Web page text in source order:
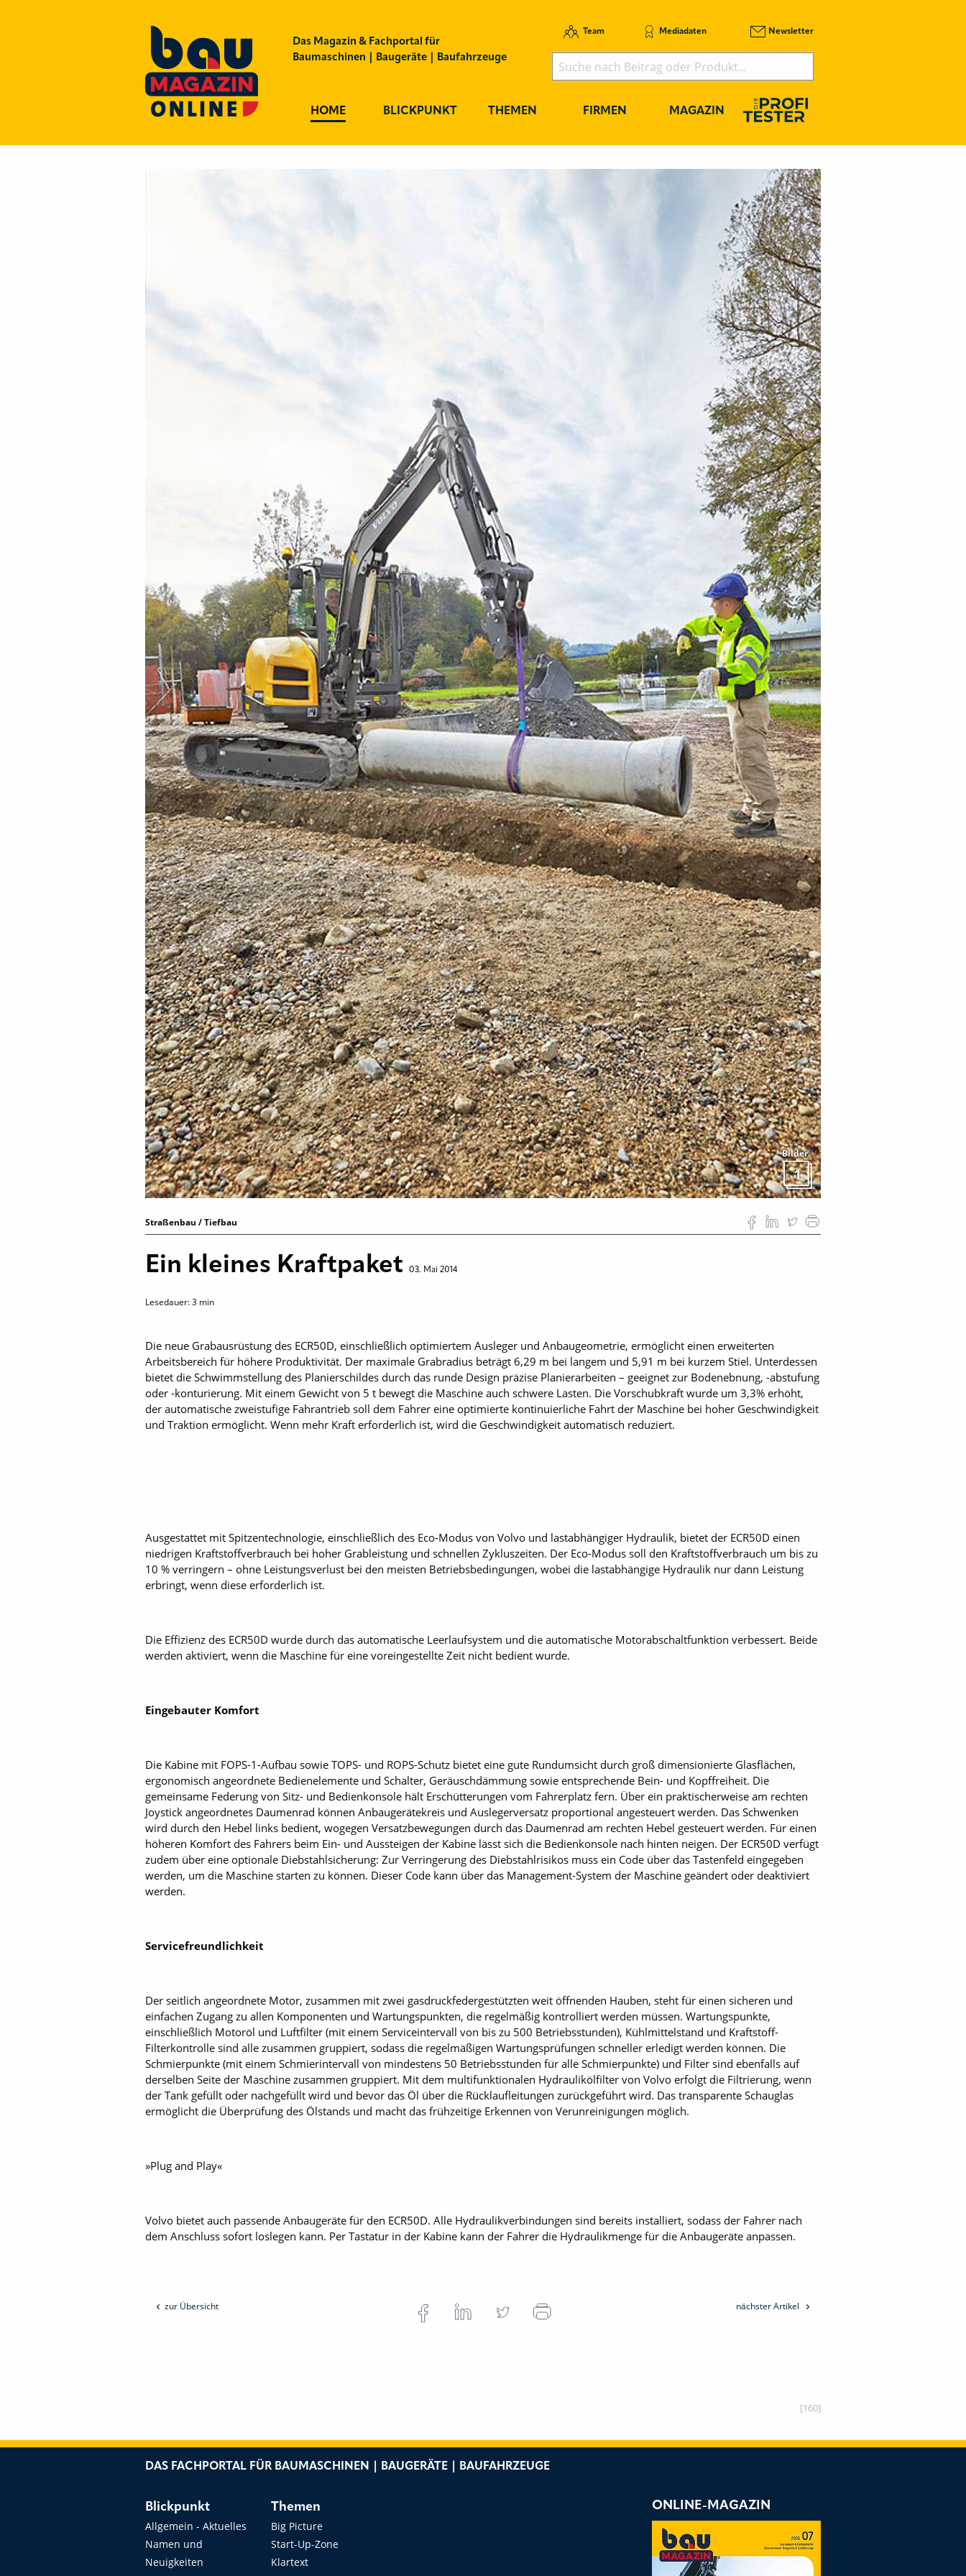
Das Magazin & Fachportal für
Baumaschinen | Baugeräte | Baufahrzeuge
Team Mediadaten Newsletter
HOME BLICKPUNKT THEMEN FIRMEN MAGAZIN
Bilder
1
Straßenbau / Tiefbau
Ein kleines Kraftpaket 03. Mai 2014
Lesedauer:3 min
Die neue Grabausrüstung des ECR50D, einschließlich optimiertem Ausleger und Anbaugeometrie, ermöglicht einen erweiterten
Arbeitsbereich für höhere Produktivität. Der maximale Grabradius beträgt 6,29 m bei langem und 5,91 m bei kurzem Stiel. Unterdessen
bietet die Schwimmstellung des Planierschildes durch das runde Design präzise Planierarbeiten – geeignet zur Bodenebnung, -abstufung
oder -konturierung. Mit einem Gewicht von 5 t bewegt die Maschine auch schwere Lasten. Die Vorschubkraft wurde um 3,3% erhöht,
der automatische zweistufige Fahrantrieb soll dem Fahrer eine optimierte kontinuierliche Fahrt der Maschine bei hoher Geschwindigkeit
und Traktion ermöglicht. Wenn mehr Kraft erforderlich ist, wird die Geschwindigkeit automatisch reduziert.
Ausgestattet mit Spitzentechnologie, einschließlich des Eco-Modus von Volvo und lastabhängiger Hydraulik, bietet der ECR50D einen
niedrigen Kraftstoffverbrauch bei hoher Grableistung und schnellen Zykluszeiten. Der Eco-Modus soll den Kraftstoffverbrauch um bis zu
10 % verringern – ohne Leistungsverlust bei den meisten Betriebsbedingungen, wobei die lastabhängige Hydraulik nur dann Leistung
erbringt, wenn diese erforderlich ist.
Die Effizienz des ECR50D wurde durch das automatische Leerlaufsystem und die automatische Motorabschaltfunktion verbessert. Beide
werden aktiviert, wenn die Maschine für eine voreingestellte Zeit nicht bedient wurde.
Eingebauter Komfort
Die Kabine mit FOPS-1-Aufbau sowie TOPS- und ROPS-Schutz bietet eine gute Rundumsicht durch groß dimensionierte Glasflächen,
ergonomisch angeordnete Bedienelemente und Schalter, Geräuschdämmung sowie entsprechende Bein- und Kopffreiheit. Die
gemeinsame Federung von Sitz- und Bedienkonsole hält Erschütterungen vom Fahrerplatz fern. Über ein praktischerweise am rechten
Joystick angeordnetes Daumenrad können Anbaugerätekreis und Auslegerversatz proportional angesteuert werden. Das Schwenken
wird durch den Hebel links bedient, wogegen Versatzbewegungen durch das Daumenrad am rechten Hebel gesteuert werden. Für einen
höheren Komfort des Fahrers beim Ein- und Aussteigen der Kabine lässt sich die Bedienkonsole nach hinten neigen. Der ECR50D verfügt
zudem über eine optionale Diebstahlsicherung: Zur Verringerung des Diebstahlrisikos muss ein Code über das Tastenfeld eingegeben
werden, um die Maschine starten zu können. Dieser Code kann über das Management-System der Maschine geändert oder deaktiviert
werden.
Servicefreundlichkeit
Der seitlich angeordnete Motor, zusammen mit zwei gasdruckfedergestützten weit öffnenden Hauben, steht für einen sicheren und
einfachen Zugang zu allen Komponenten und Wartungspunkten, die regelmäßig kontrolliert werden müssen. Wartungspunkte,
einschließlich Motoröl und Luftfilter (mit einem Serviceintervall von bis zu 500 Betriebsstunden), Kühlmittelstand und Kraftstoff-
Filterkontrolle sind alle zusammen gruppiert, sodass die regelmäßigen Wartungsprüfungen schneller erledigt werden können. Die
Schmierpunkte (mit einem Schmierintervall von mindestens 50 Betriebsstunden für alle Schmierpunkte) und Filter sind ebenfalls auf
derselben Seite der Maschine zusammen gruppiert. Mit dem multifunktionalen Hydraulikölfilter von Volvo erfolgt die Filtrierung, wenn
der Tank gefüllt oder nachgefüllt wird und bevor das Öl über die Rücklaufleitungen zurückgeführt wird. Das transparente Schauglas
ermöglicht die Überprüfung des Ölstands und macht das frühzeitige Erkennen von Verunreinigungen möglich.
»Plug and Play«
Volvo bietet auch passende ­Anbaugeräte für den ECR50D. Alle Hydraulikverbindungen sind bereits installiert, sodass der Fahrer nach
dem Anschluss sofort loslegen kann. Per Tastatur in der Kabine kann der Fahrer die Hydraulikmenge für die ­Anbaugeräte anpassen.
zur Übersicht nächster Artikel
[160]
DAS FACHPORTAL FÜR BAUMASCHINEN | BAUGERÄTE | BAUFAHRZEUGE
Blickpunkt
Allgemein - Aktuelles
Namen und
Neuigkeiten
Themen
Big Picture
Start-Up-Zone
Klartext
ONLINE-MAGAZIN